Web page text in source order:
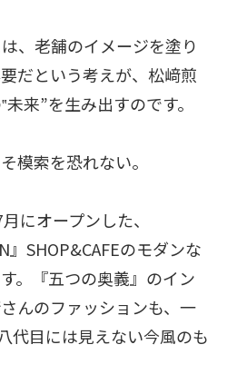
、老舗のイメージを塗り
だという考えが、松﨑煎
来”を生み出すのです。
模索を恐れない。
にオープンした、
』SHOP&CAFEのモダンな
。『五つの奥義』のイン
んのファッションも、一
代目には見えない今風のも